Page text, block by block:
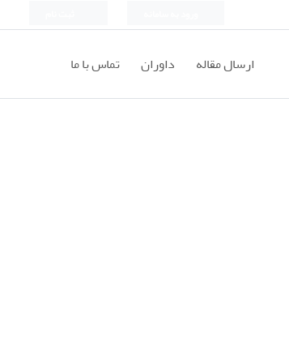
ارسال مقاله داوران تماس با ما